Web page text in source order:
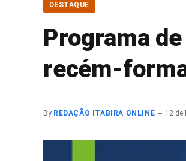
DESTAQUE
Programa
recém-
By REDAÇÃO ITABIRA ONLINE 12 de